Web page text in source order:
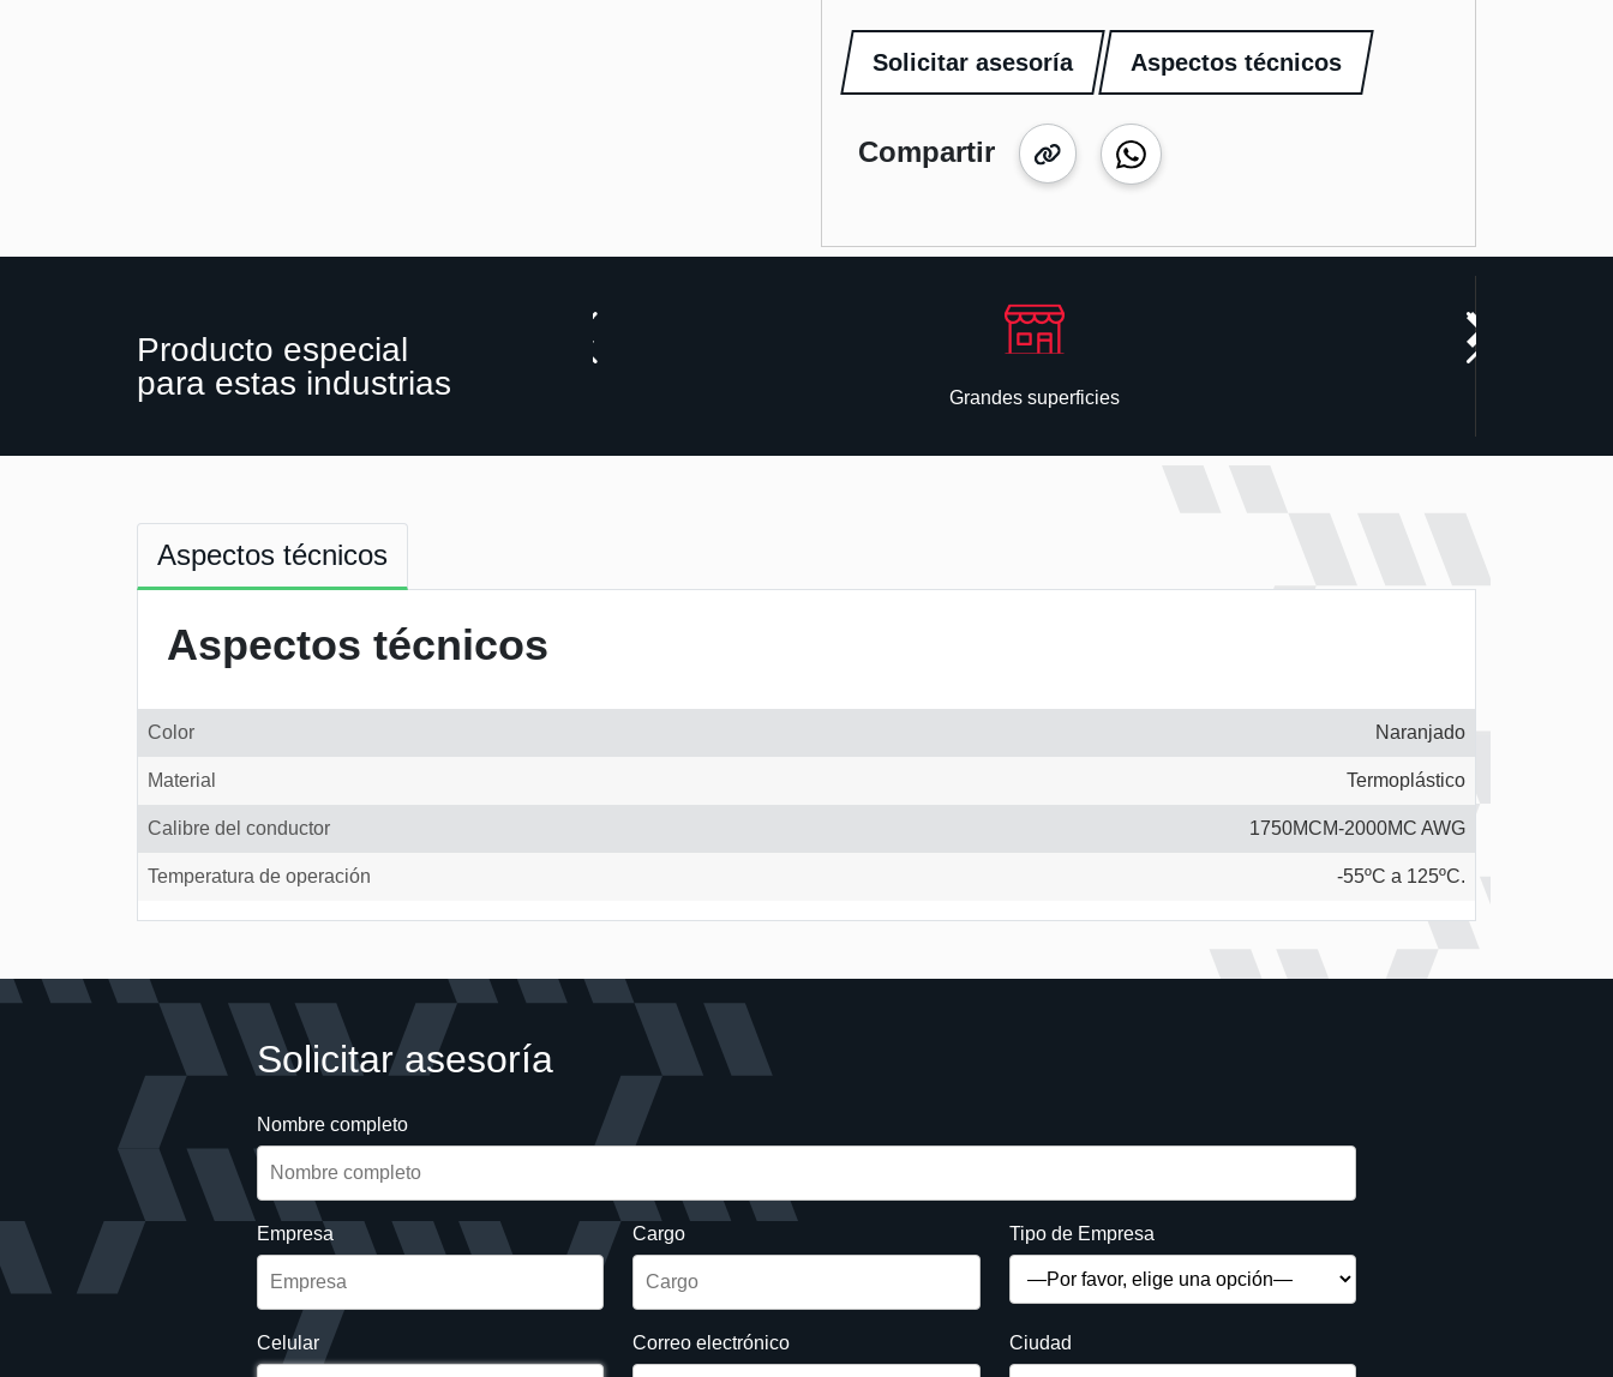
Solicitar asesoría Aspectos técnicos
Compartir
Producto especial
para estas industrias
Grandes superficies
Aspectos técnicos
Aspectos técnicos
Color Naranjado
Material Termoplástico
Calibre del conductor 1750MCM-2000MC AWG
Temperatura de operación -55ºC a 125ºC.
Solicitar asesoría
Nombre completo
Empresa Cargo Tipo de Empresa
Celular Correo electrónico Ciudad